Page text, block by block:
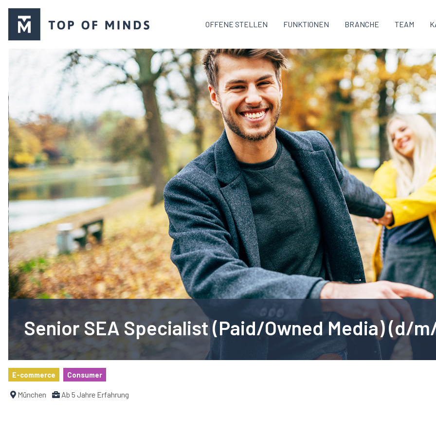
logo
OFFENE STELLEN FUNKTIONEN BRANCHE TEAM
Senior SEA Specialist (Paid/Owned Media) (d/
E-commerce Consumer
München Ab 5 Jahre Erfahrung